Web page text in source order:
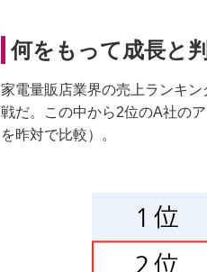
何をもって成長と
家電量販店業界の売上ランキ
戦だ。この中から2位のA社の
を昨対で比較）。